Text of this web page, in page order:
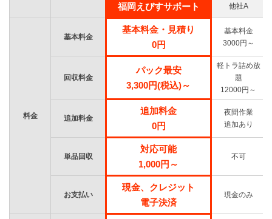
福岡えびすサポート 他社A
料金
基本料金
基本料金・見積り
0円
基本料金
3000円～
回収料金
パック最安
3,300円(税込)～
軽トラ詰め放
題
12000円～
追加料金
追加料金
0円
夜間作業
追加あり
単品回収
対応可能
1,000円～
不可
お支払い
現金、クレジット
電子決済
現金のみ